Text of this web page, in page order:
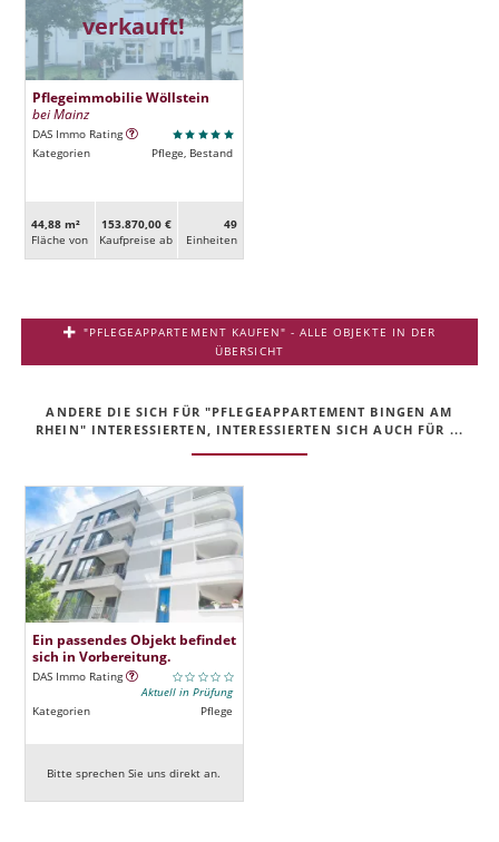
verkauft!
Pflegeimmobilie Wöllstein
bei Mainz
DAS Immo Rating
Kategorien
Pflege, Bestand
44,88 m²
Fläche von
153.870,00 €
Kaufpreise ab
49
Ein­heiten
"PFLEGEAPPARTEMENT KAUFEN" - ALLE OBJEKTE IN DER
ÜBERSICHT
ANDERE DIE SICH FÜR "PFLEGEAPPARTEMENT BINGEN AM
RHEIN" INTERESSIERTEN, INTERESSIERTEN SICH AUCH FÜR ...
Ein passendes Objekt befindet
sich in Vorbereitung.
DAS Immo Rating
Aktuell in Prüfung
Kategorien
Pflege
Bitte sprechen Sie uns direkt an.